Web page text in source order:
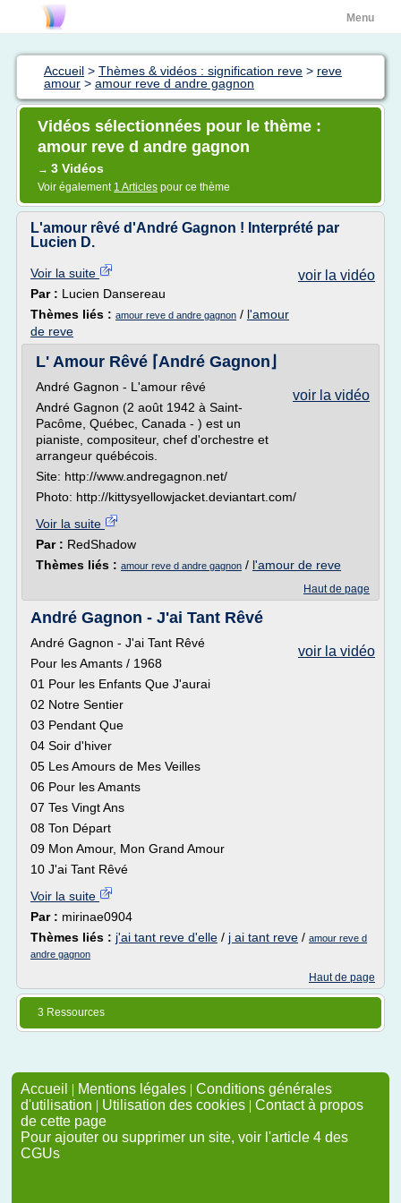
Menu
Accueil > Thèmes & vidéos : signification reve > reve
amour > amour reve d andre gagnon
Vidéos sélectionnées pour le thème :
amour reve d andre gagnon
→ 3 Vidéos
Voir également 1 Articles pour ce thème
L'amour rêvé d'André Gagnon ! Interprété par
Lucien D.
voir la vidéo
Voir la suite
Par : Lucien Dansereau
Thèmes liés : amour reve d andre gagnon / l'amour
de reve
L' Amour Rêvé ⌈André Gagnon⌋
voir la vidéo
André Gagnon - L'amour rêvé
André Gagnon (2 août 1942 à Saint-
Pacôme, Québec, Canada - ) est un
pianiste, compositeur, chef d'orchestre et
arrangeur québécois.
Site: http://www.andregagnon.net/
Photo: http://kittysyellowjacket.deviantart.com/
Voir la suite
Par : RedShadow
Thèmes liés : amour reve d andre gagnon / l'amour de reve
Haut de page
André Gagnon - J'ai Tant Rêvé
voir la vidéo
André Gagnon - J'ai Tant Rêvé
Pour les Amants / 1968
01 Pour les Enfants Que J'aurai
02 Notre Sentier
03 Pendant Que
04 Soir d'hiver
05 Les Amours de Mes Veilles
06 Pour les Amants
07 Tes Vingt Ans
08 Ton Départ
09 Mon Amour, Mon Grand Amour
10 J'ai Tant Rêvé
Voir la suite
Par : mirinae0904
Thèmes liés : j'ai tant reve d'elle / j ai tant reve / amour reve d
andre gagnon
Haut de page
3 Ressources
Accueil | Mentions légales | Conditions générales
d'utilisation | Utilisation des cookies | Contact à propos
de cette page
Pour ajouter ou supprimer un site, voir l'article 4 des
CGUs